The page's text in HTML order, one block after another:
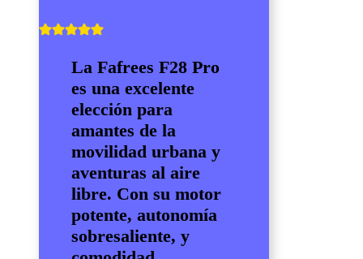
La Fafrees F28 Pro
es una excelente
elección para
amantes de la
movilidad urbana y
aventuras al aire
libre. Con su motor
potente, autonomía
sobresaliente, y